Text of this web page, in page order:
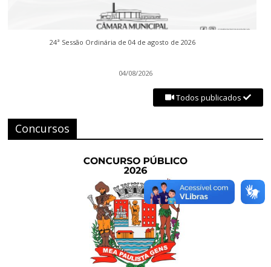
24ª Sessão Ordinária de 04 de agosto de 2026
04/08/2026
Todos publicados
Concursos